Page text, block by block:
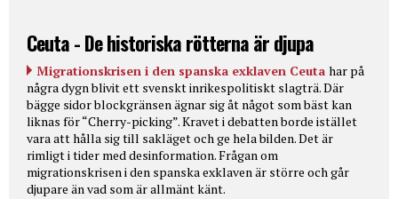
Ceuta - De historiska rötterna är djupa
Migrationskrisen i den spanska exklaven Ceuta har på
några dygn blivit ett svenskt inrikespolitiskt slagträ. Där
bägge sidor blockgränsen ägnar sig åt något som bäst kan
liknas för “Cherry-picking”. Kravet i debatten borde istället
vara att hålla sig till sakläget och ge hela bilden. Det är
rimligt i tider med desinformation. Frågan om
migrationskrisen i den spanska exklaven är större och går
djupare än vad som är allmänt känt.